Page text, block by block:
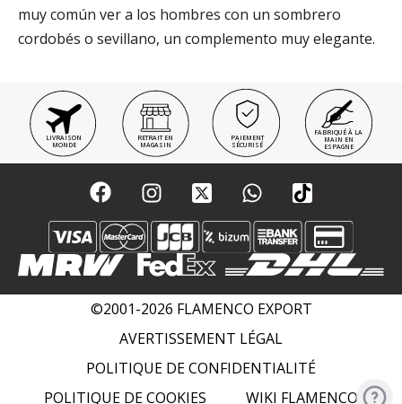
muy común ver a los hombres con un sombrero
cordobés o sevillano, un complemento muy elegante.
LIVRAISON
MONDE
RETRAIT EN
MAGASIN
PAIEMENT
SÉCURISÉ
FABRIQUÉ À LA
MAIN EN
ESPAGNE
©2001-2026 FLAMENCO EXPORT
AVERTISSEMENT LÉGAL
POLITIQUE DE CONFIDENTIALITÉ
POLITIQUE DE COOKIES
WIKI FLAMENCO